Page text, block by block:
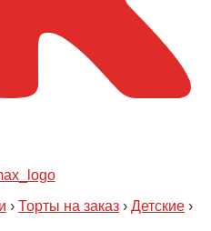
› Торты на заказ › Детские ›